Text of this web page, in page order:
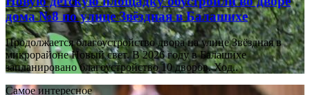
дома №8 по улице Звёздная в Балашихе
Продолжается благоустройство двора на улице Звёздная в
микрорайоне Новый свет. В 2026 году в Балашихе
запланировано благоустройство 10 дворов. Ход..
Самое интересное